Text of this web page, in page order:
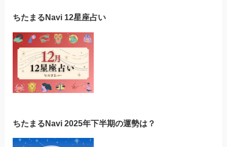
ちたまるNavi 12星座占い
ちたまるNavi 2025年下半期の運勢は？